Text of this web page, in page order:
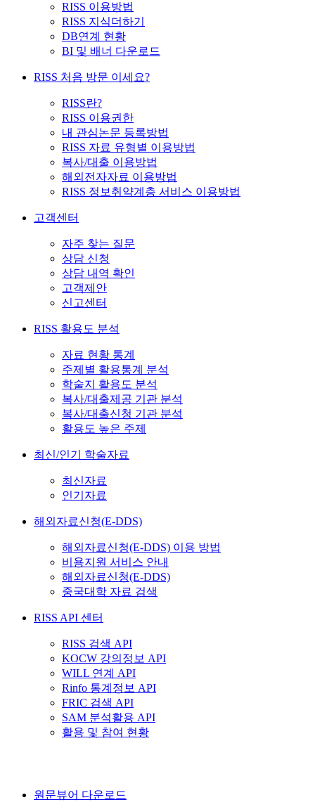
RISS 이용방법
RISS 지식더하기
DB연계 현황
BI 및 배너 다운로드
RISS 처음 방문 이세요?
RISS란?
RISS 이용권한
내 관심논문 등록방법
RISS 자료 유형별 이용방법
복사/대출 이용방법
해외전자자료 이용방법
RISS 정보취약계층 서비스 이용방법
고객센터
자주 찾는 질문
상담 신청
상담 내역 확인
고객제안
신고센터
RISS 활용도 분석
자료 현황 통계
주제별 활용통계 분석
학술지 활용도 분석
복사/대출제공 기관 분석
복사/대출신청 기관 분석
활용도 높은 주제
최신/인기 학술자료
최신자료
인기자료
해외자료신청(E-DDS)
해외자료신청(E-DDS) 이용 방법
비용지원 서비스 안내
해외자료신청(E-DDS)
중국대학 자료 검색
RISS API 센터
RISS 검색 API
KOCW 강의정보 API
WILL 연계 API
Rinfo 통계정보 API
FRIC 검색 API
SAM 분석활용 API
활용 및 참여 현황
원문뷰어 다운로드